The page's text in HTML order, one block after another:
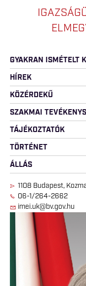
GYAKRAN ISMÉTELT
HÍREK
KÖZÉRDEKŰ
SZAKMAI
TÁJÉKOZTATÓK
TÖRTÉNET
ÁLLÁS
1108 Budapest,
06-1/264-2662
imei.uk@bv.gov.hu